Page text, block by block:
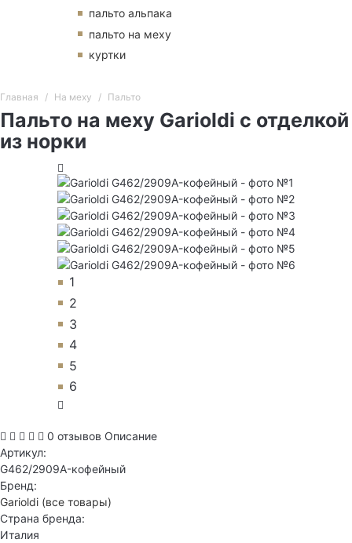
пальто альпака
пальто на меху
куртки
Главная На меху Пальто
Пальто на меху Garioldi с отделкой
из норки
1
2
3
4
5
6
0 отзывов Описание
Артикул:
G462/2909A-кофейный
Бренд:
Garioldi (все товары)
Страна бренда:
Италия